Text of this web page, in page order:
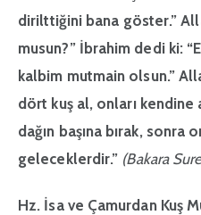
dirilttiğini bana göster.”
musun?” İbrahim dedi ki:
kalbim mutmain olsun.”
dört kuş al, onları kendine
dağın başına bırak, sonra
geleceklerdir.” (Bakara
Hz. İsa ve Çamurdan Kuş